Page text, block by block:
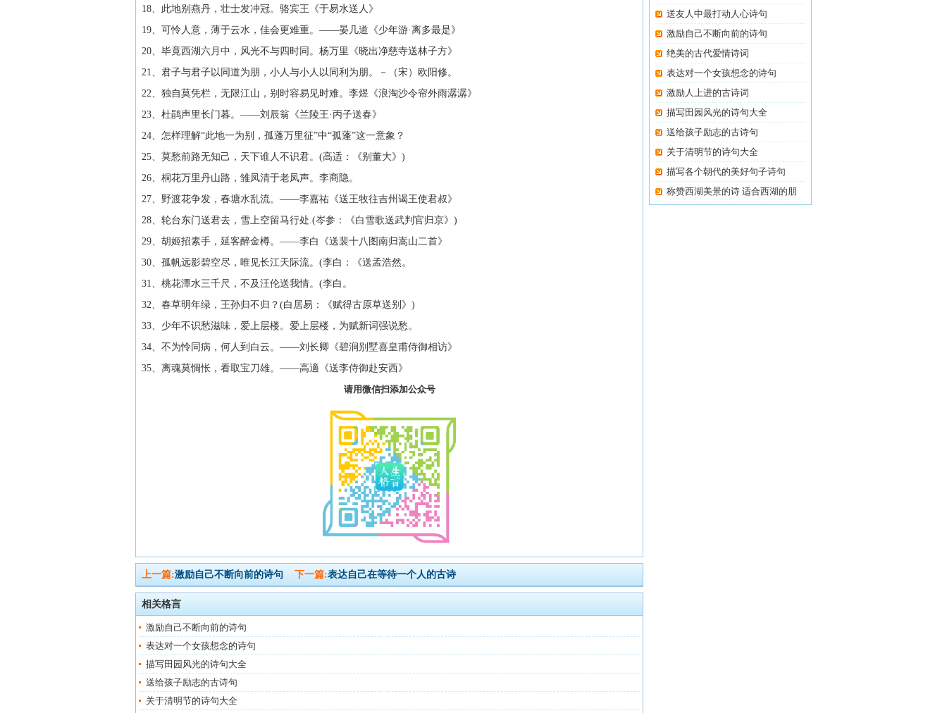
18、此地别燕丹，壮士发冲冠。骆宾王《于易水送人》
19、可怜人意，薄于云水，佳会更难重。——晏几道《少年游·离多最是》
20、毕竟西湖六月中，风光不与四时同。杨万里《晓出净慈寺送林子方》
21、君子与君子以同道为朋，小人与小人以同利为朋。－（宋）欧阳修。
22、独自莫凭栏，无限江山，别时容易见时难。李煜《浪淘沙令帘外雨潺潺》
23、杜鹃声里长门暮。——刘辰翁《兰陵王·丙子送春》
24、怎样理解“此地一为别，孤蓬万里征”中“孤蓬”这一意象？
25、莫愁前路无知己，天下谁人不识君。(高适：《别董大》)
26、桐花万里丹山路，雏凤清于老凤声。李商隐。
27、野渡花争发，春塘水乱流。——李嘉祐《送王牧往吉州谒王使君叔》
28、轮台东门送君去，雪上空留马行处.(岑参：《白雪歌送武判官归京》)
29、胡姬招素手，延客醉金樽。——李白《送裴十八图南归嵩山二首》
30、孤帆远影碧空尽，唯见长江天际流。(李白：《送孟浩然。
31、桃花潭水三千尺，不及汪伦送我情。(李白。
32、春草明年绿，王孙归不归？(白居易：《赋得古原草送别》)
33、少年不识愁滋味，爱上层楼。爱上层楼，为赋新词强说愁。
34、不为怜同病，何人到白云。——刘长卿《碧涧别墅喜皇甫侍御相访》
35、离魂莫惆怅，看取宝刀雄。——高適《送李侍御赴安西》
请用微信扫添加公众号
上一篇:激励自己不断向前的诗句 下一篇:表达自己在等待一个人的古诗
相关格言
激励自己不断向前的诗句
表达对一个女孩想念的诗句
描写田园风光的诗句大全
送给孩子励志的古诗句
关于清明节的诗句大全
送友人中最打动人心诗句
激励自己不断向前的诗句
绝美的古代爱情诗词
表达对一个女孩想念的诗句
激励人上进的古诗词
描写田园风光的诗句大全
送给孩子励志的古诗句
关于清明节的诗句大全
描写各个朝代的美好句子诗句
称赞西湖美景的诗 适合西湖的朋